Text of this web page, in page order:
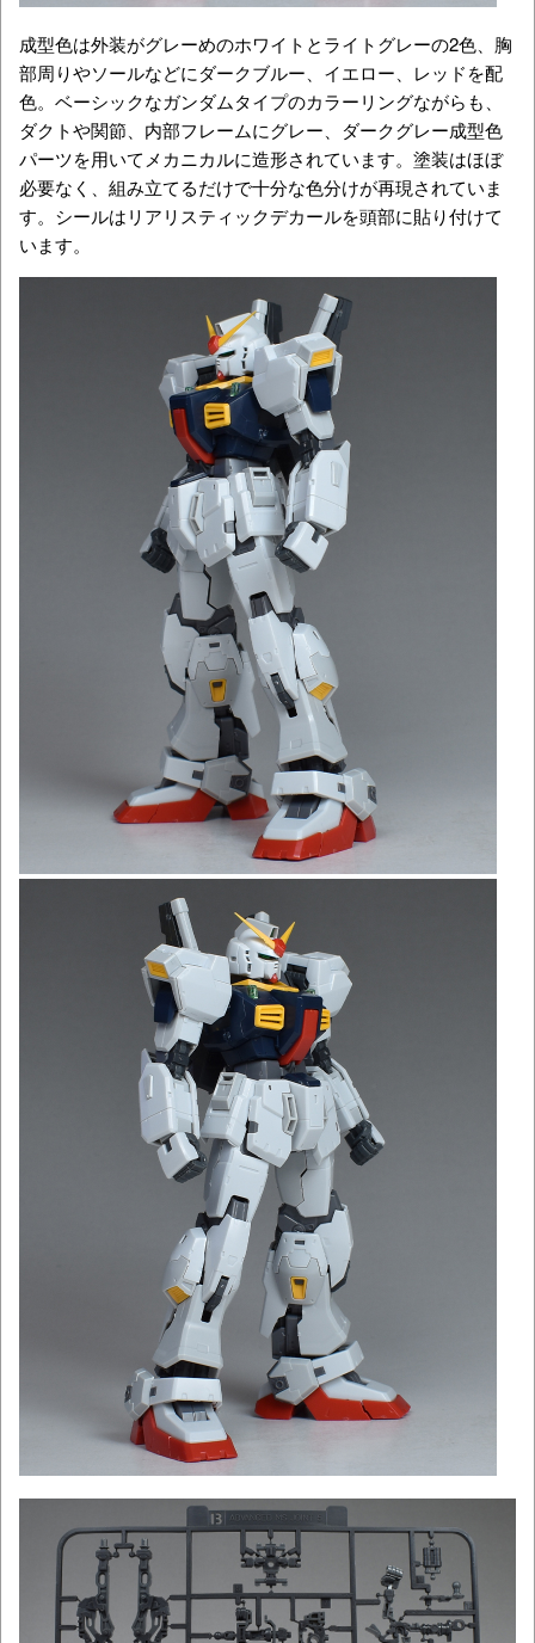
成型色は外装がグレーめのホワイトとライトグレーの2色、胸
部周りやソールなどにダークブルー、イエロー、レッドを配
色。ベーシックなガンダムタイプのカラーリングながらも、
ダクトや関節、内部フレームにグレー、ダークグレー成型色
パーツを用いてメカニカルに造形されています。塗装はほぼ
必要なく、組み立てるだけで十分な色分けが再現されていま
す。シールはリアリスティックデカールを頭部に貼り付けて
います。